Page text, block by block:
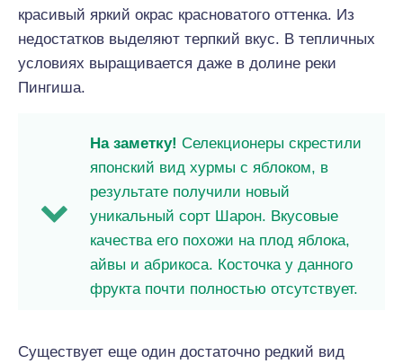
красивый яркий окрас красноватого оттенка. Из
недостатков выделяют терпкий вкус. В тепличных
условиях выращивается даже в долине реки
Пингиша.
На заметку! Селекционеры скрестили
японский вид хурмы с яблоком, в
результате получили новый
уникальный сорт Шарон. Вкусовые
качества его похожи на плод яблока,
айвы и абрикоса. Косточка у данного
фрукта почти полностью отсутствует.
Существует еще один достаточно редкий вид